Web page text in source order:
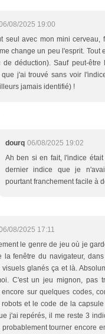
08/2025 19:00
seul avec mon mini cerveau,
change un peu l'esprit. Tout
de déduction). Sauf peut-être
que j'ai trouvé sans voir
jamais identifié) !
dourq 06/08/2025 19:02
Ah ben si en fait, l'indice
dernier indice que je
pourtant franchement facile à
08/2025 17:11
le genre de jeu où je
la fenêtre du navigateur,
visuels glanés ça et là.
C'est un jeu mignon, pas
sur quelques codes,
et le code de la
j'ai repérés, il me reste 3
probablement tourner encore